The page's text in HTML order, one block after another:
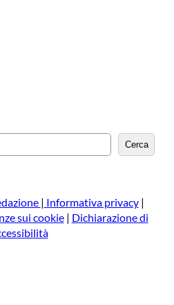
e
a
Cerca
| Informativa privacy|
sui cookie| Dichiarazione di